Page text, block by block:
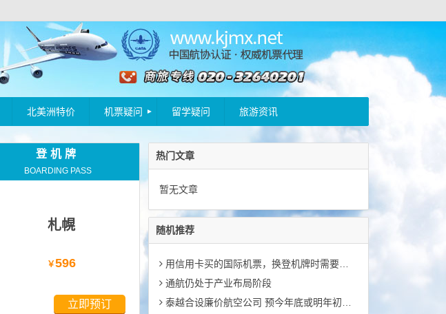
北美洲特价 机票疑问 留学疑问 旅游资讯
登机牌
BOARDING PASS
札幌
￥596
立即预订
热门文章
暂无文章
随机推荐
用信用卡买的国际机票，换登机牌时需要拿什么证件？
通航仍处于产业布局阶段
泰越合设廉价航空公司 预今年底或明年初运营